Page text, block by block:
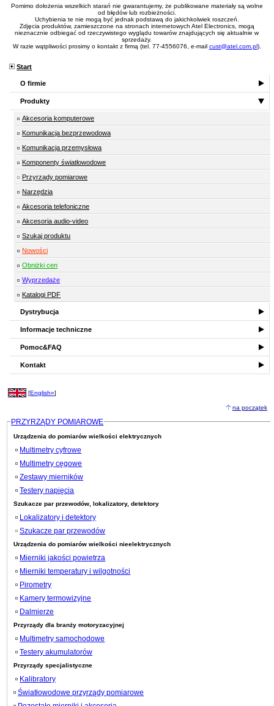
Pomimo dołożenia wszelkich starań nie gwarantujemy, że publikowane materiały są wolne
od błędów lub rozbieżności.
Uchybienia te nie mogą być jednak podstawą do jakichkolwiek roszczeń.
Zdjęcia produktów, zamieszczone na stronach internetowych Atel Electronics, mogą
nieznacznie odbiegać od rzeczywistego wyglądu towarów znajdujących się aktualnie w
sprzedaży.
W razie wątpliwości prosimy o kontakt z firmą (tel. 77-4556076, e-mail cust@atel.com.pl).
Start
O firmie
Produkty
Akcesoria komputerowe
Komunikacja bezprzewodowa
Komunikacja przemysłowa
Komponenty światłowodowe
Przyrządy pomiarowe
Narzędzia
Akcesoria telefoniczne
Akcesoria audio-video
Szukaj produktu
Nowości
Obniżki cen
Wyprzedaże
Katalogi PDF
Dystrybucja
Informacje techniczne
Pomoc&FAQ
Kontakt
[English»]
na początek
PRZYRZĄDY POMIAROWE
Urządzenia do pomiarów wielkości elektrycznych
Multimetry cyfrowe
Multimetry cęgowe
Zestawy mierników
Testery napięcia
Szukacze par przewodów, lokalizatory, detektory
Lokalizatory i detektory
Szukacze par przewodów
Urządzenia do pomiarów wielkości nieelektrycznych
Mierniki jakości powietrza
Mierniki temperatury i wilgotności
Pirometry
Kamery termowizyjne
Dalmierze
Przyrządy dla branży motoryzacyjnej
Multimetry samochodowe
Testery akumulatorów
Przyrządy specjalistyczne
Kalibratory
Światłowodowe przyrządy pomiarowe